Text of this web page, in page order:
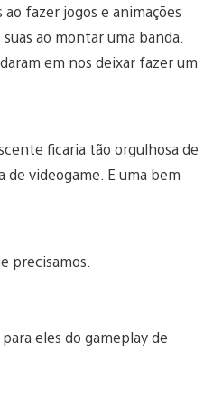
fazer jogos e animações
ao montar uma banda.
em nos deixar fazer um
ficaria tão orgulhosa de
videogame. E uma bem
precisamos.
eles do gameplay de